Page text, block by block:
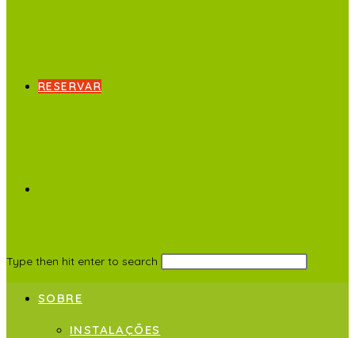
RESERVAR
Type then hit enter to search
SOBRE
INSTALAÇÕES